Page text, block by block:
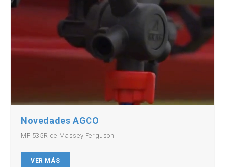
Novedades AGCO
MF 535R de Massey Ferguson
VER MÁS